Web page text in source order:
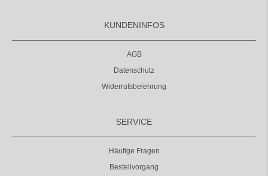
KUNDENINFOS
AGB
Datenschutz
Widerrufsbelehrung
SERVICE
Häufige Fragen
Bestellvorgang